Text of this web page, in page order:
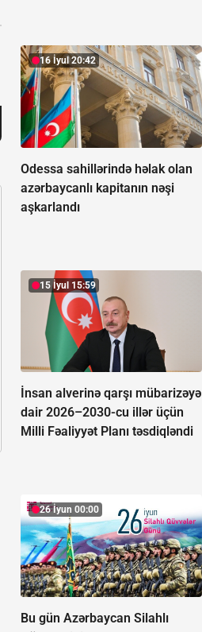
16 İyul 20:42
Odessa sahillərində həlak olan
azərbaycanlı kapitanın nəşi
aşkarlandı
15 İyul 15:59
İnsan alverinə qarşı mübarizəyə
dair 2026–2030-cu illər üçün
Milli Fəaliyyət Planı təsdiqləndi
26 İyun 00:00
Bu gün Azərbaycan Silahlı